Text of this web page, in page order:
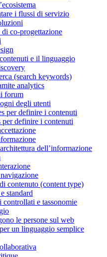
i flussi di servizio
co-progettazione
e il linguaggio
(search keywords)
analytics
forum
degli utenti
per definire i contenuti
per definire i contenuti
dell’informazione
contenuto (content type)
standard
controllati e tassonomie
le persone sul web
un linguaggio semplice